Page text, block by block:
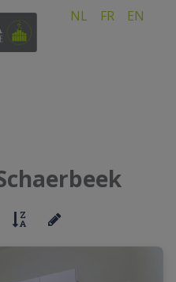
NL FR EN